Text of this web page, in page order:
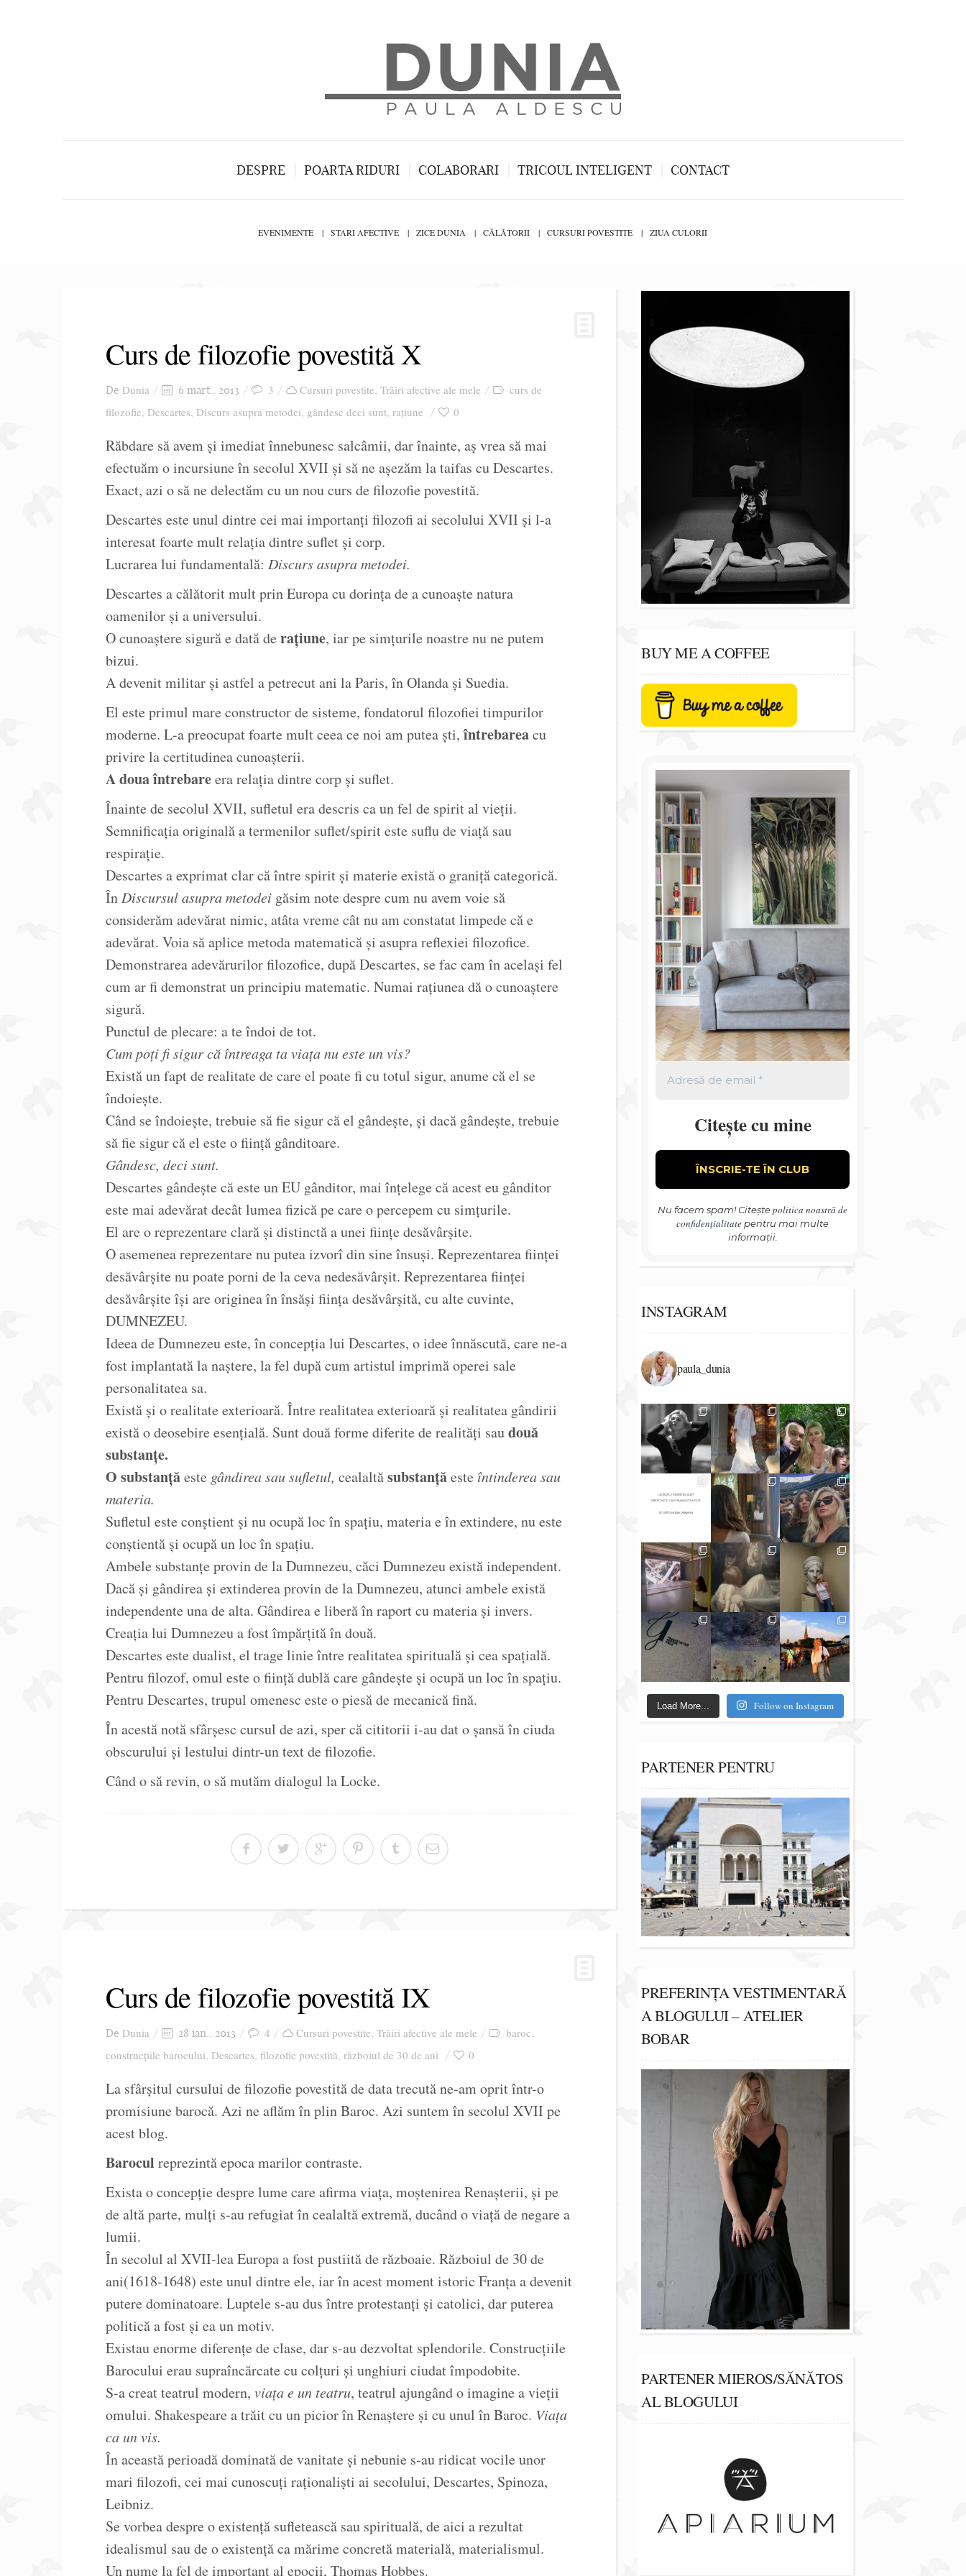
DESPRE POARTA RIDURI COLABORARI TRICOUL INTELIGENT CONTACT
EVENIMENTE STARI AFECTIVE ZICE DUNIA CĂLĂTORII CURSURI POVESTITE ZIUA CULORII
Curs de filozofie povestită X
De Dunia 6 mart., 2013 3 Cursuri povestite, Trăiri afective ale mele
curs de
filozofie, Descartes, Discurs asupra metodei, gândesc deci sunt, rațiune 0
Răbdare să avem și imediat înnebunesc salcâmii, dar înainte, aș vrea să mai
efectuăm o incursiune în secolul XVII și să ne așezăm la taifas cu Descartes.
Exact, azi o să ne delectăm cu un nou curs de filozofie povestită.
Descartes este unul dintre cei mai importanți filozofi ai secolului XVII și l-a
interesat foarte mult relația dintre suflet și corp.
Lucrarea lui fundamentală: Discurs asupra metodei.
Descartes a călătorit mult prin Europa cu dorința de a cunoaște natura
oamenilor și a universului.
O cunoaștere sigură e dată de rațiune, iar pe simțurile noastre nu ne putem
bizui.
A devenit militar și astfel a petrecut ani la Paris, în Olanda și Suedia.
El este primul mare constructor de sisteme, fondatorul filozofiei timpurilor
moderne. L-a preocupat foarte mult ceea ce noi am putea ști,întrebareacu
privire la certitudinea cunoașterii.
A doua întrebareera relația dintre corp și suflet.
Înainte de secolul XVII, sufletul era descris ca un fel de spirit al vieții.
Semnificația originală a termenilor suflet/spirit este suflu de viață sau
respirație.
Descartes a exprimat clar că între spirit și materie există o graniță categorică.
În Discursul asupra metodei găsim note despre cum nu avem voie să
considerăm adevărat nimic, atâta vreme cât nu am constatat limpede că e
adevărat. Voia să aplice metoda matematică și asupra reflexiei filozofice.
Demonstrarea adevărurilor filozofice, după Descartes, se fac cam în același fel
cum ar fi demonstrat un principiu matematic. Numai rațiunea dă o cunoaștere
sigură.
Punctul de plecare: a te îndoi de tot.
Cum poți fi sigur că întreaga ta viața nu este un vis?
Există un fapt de realitate de care el poate fi cu totul sigur, anume că el se
îndoiește.
Când se îndoiește, trebuie să fie sigur că el gândește, și dacă gândește, trebuie
să fie sigur că el este o ființă gânditoare.
Gândesc, deci sunt.
Descartes gândește că este un EU gânditor, mai înțelege că acest eu gânditor
este mai adevărat decât lumea fizică pe care o percepem cu simțurile.
El are o reprezentare clară și distinctă a unei ființe desăvârșite.
O asemenea reprezentare nu putea izvorî din sine însuși. Reprezentarea ființei
desăvârșite nu poate porni de la ceva nedesăvârșit. Reprezentarea ființei
desăvârșite își are originea în însăși ființa desăvârșită, cu alte cuvinte,
DUMNEZEU.
Ideea de Dumnezeu este, în concepția lui Descartes, o idee înnăscută, care ne-a
fost implantată la naștere, la fel după cum artistul imprimă operei sale
personalitatea sa.
Există și o realitate exterioară. Între realitatea exterioară și realitatea gândirii
există o deosebire esențială. Sunt două forme diferite de realități saudouă
substanțe.
O substanțăeste gândirea sau sufletul, cealaltăsubstanțăeste întinderea sau
materia.
Sufletul este conștient și nu ocupă loc în spațiu, materia e în extindere, nu este
conștientă și ocupă un loc în spațiu.
Ambele substanțe provin de la Dumnezeu, căci Dumnezeu există independent.
Dacă și gândirea și extinderea provin de la Dumnezeu, atunci ambele există
independente una de alta. Gândirea e liberă în raport cu materia și invers.
Creația lui Dumnezeu a fost împărțită în două.
Descartes este dualist, el trage linie între realitatea spirituală și cea spațială.
Pentru filozof, omul este o ființă dublă care gândește și ocupă un loc în spațiu.
Pentru Descartes, trupul omenesc este o piesă de mecanică fină.
În acestă notă sfârșesc cursul de azi, sper că cititorii i-au dat o șansă în ciuda
obscurului și lestului dintr-un text de filozofie.
Când o să revin, o să mutăm dialogul la Locke.
Curs de filozofie povestită IX
De Dunia 28 ian., 2013 4 Cursuri povestite, Trăiri afective ale mele baroc,
construcțiile barocului, Descartes, filozofie povestită, războiul de 30 de ani 0
La sfârșitul cursului de filozofie povestită de data trecută ne-am oprit într-o
promisiune barocă. Azi ne aflăm în plin Baroc. Azi suntem în secolul XVII pe
acest blog.
Barocul reprezintă epoca marilor contraste.
Exista o concepție despre lume care afirma viața, moștenirea Renașterii, și pe
de altă parte, mulți s-au refugiat în cealaltă extremă, ducând o viață de negare a
lumii.
În secolul al XVII-lea Europa a fost pustiită de războaie. Războiul de 30 de
ani(1618-1648) este unul dintre ele, iar în acest moment istoric Franța a devenit
putere dominatoare. Luptele s-au dus între protestanți și catolici, dar puterea
politică a fost și ea un motiv.
Existau enorme diferențe de clase, dar s-au dezvoltat splendorile. Construcțiile
Barocului erau supraîncărcate cu colțuri și unghiuri ciudat împodobite.
S-a creat teatrul modern, viața e un teatru, teatrul ajungând o imagine a vieții
omului. Shakespeare a trăit cu un picior în Renaștere și cu unul în Baroc. Viața
ca un vis.
În această perioadă dominată de vanitate și nebunie s-au ridicat vocile unor
mari filozofi, cei mai cunoscuți raționaliști ai secolului, Descartes, Spinoza,
Leibniz.
Se vorbea despre o existență sufletească sau spirituală, de aici a rezultat
idealismul sau de o existență ca mărime concretă materială, materialismul.
Un nume la fel de important al epocii, Thomas Hobbes.
BUY ME A COFFEE
Citește cu mine
Nu facem spam! Citeștepolitica noastră de
confidențialitate pentru mai multe
informații.
INSTAGRAM
paula_dunia
Load More... Follow on Instagram
PARTENER PENTRU
PREFERINȚA VESTIMENTARĂ
A BLOGULUI – ATELIER
BOBAR
PARTENER MIEROS/SĂNĂTOS
AL BLOGULUI